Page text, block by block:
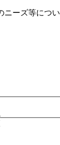
ーズ等につ